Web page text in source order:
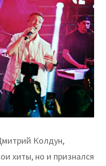
Колдун,
хиты, но и признался